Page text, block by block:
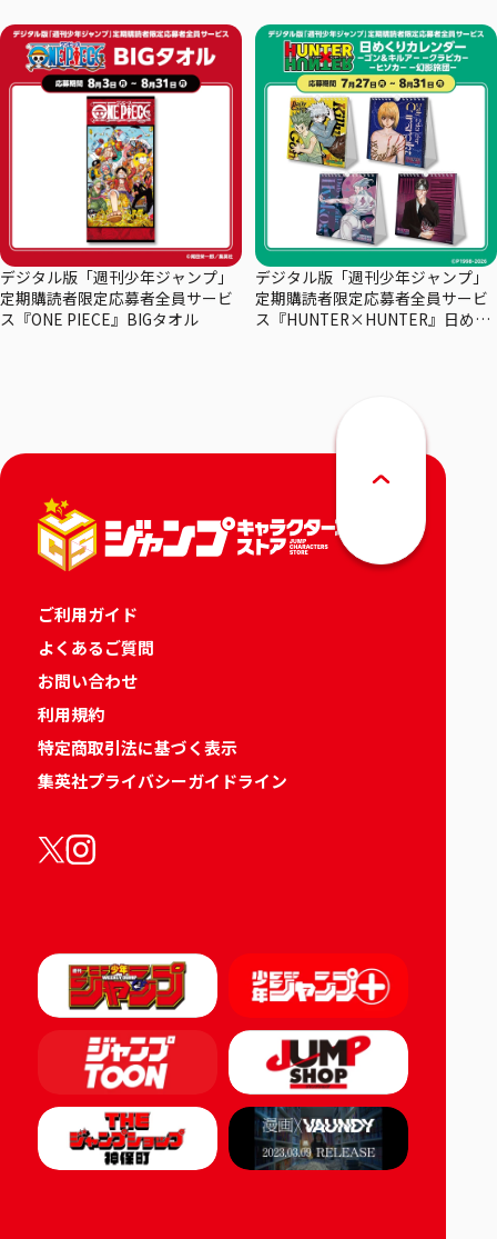
デジタル版「週刊少年ジャンプ」
定期購読者限定応募者全員サービ
ス『ONE PIECE』BIGタオル
デジタル版「週刊少年ジャンプ」
定期購読者限定応募者全員サービ
ス『HUNTER×HUNTER』日めく
ご利用ガイド
よくあるご質問
お問い合わせ
利用規約
特定商取引法に基づく表示
集英社プライバシーガイドライン